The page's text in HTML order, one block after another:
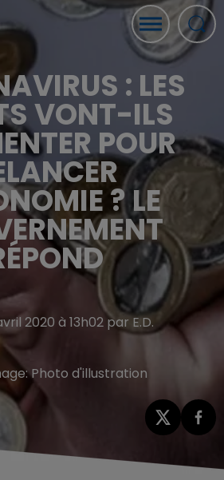
: LES
VONT-ILS
POUR
? LE
2020 à 13h02 par E.D.
Photo d'illustration